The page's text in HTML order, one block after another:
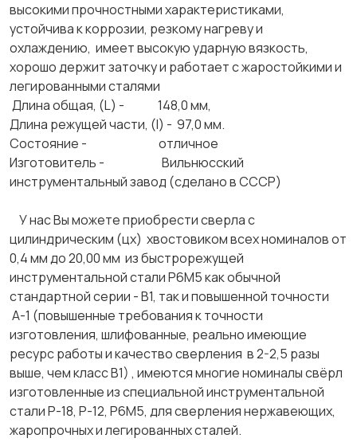
высокими прочностными характеристиками,
устойчива к коррозии, резкому нагреву и
охлаждению, имеет высокую ударную вязкость,
хорошо держит заточку и работает с жаростойкими и
легированными сталями
Длина общая, (L) - 148,0 мм,
Длина режущей части, (l) - 97,0 мм.
Состояние - отличное
Изготовитель - Вильнюсский
инструментальный завод (сделано в СССР)
У нас Вы можете приобрести сверла с
цилиндрическим (цх) хвостовиком всех номиналов от
0,4 мм до 20,00 мм из быстрорежущей
инструментальной стали Р6М5 как обычной
стандартной серии - В1, так и повышенной точности
А-1 (повышенные требования к точности
изготовления, шлифованные, реально имеющие
ресурс работы и качество сверления в 2-2,5 разы
выше, чем класс В1) , имеются многие номиналы свёрл
изготовленные из специальной инструментальной
стали Р-18, Р-12, Р6М5, для сверления нержавеющих,
жаропрочных и легированных сталей.